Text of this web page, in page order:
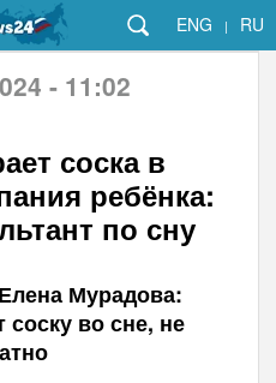
ENG | RU
- 11:02
соска в
ребёнка:
по сну
Мурадова:
соску во сне, не